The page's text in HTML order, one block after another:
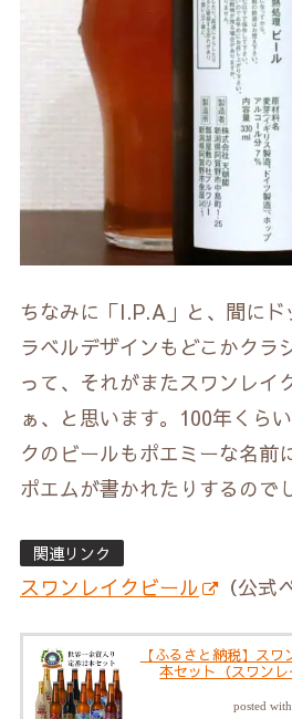
ちなみに「I.P.A」と、間にド
ラベルデザインもどこかクラ
って、それがまたスワンレイ
ぁ、と思います。100年くら
クのビールもポエミーな名前
ポエムが書かれたりするので
関連リンク
スワンレイクビール （公式
【ふるさと納税】ス
本セット（スワンレ
posted with